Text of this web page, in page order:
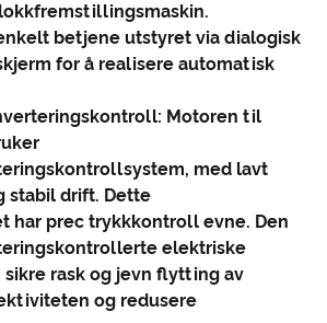
betjene utstyret via dialogisk
for å realisere automatisk
Motoren til
med lavt
stabil drift. Dette
har prec trykkkontroll evne. Den
elektriske
rask og jevn flytting av
og redusere